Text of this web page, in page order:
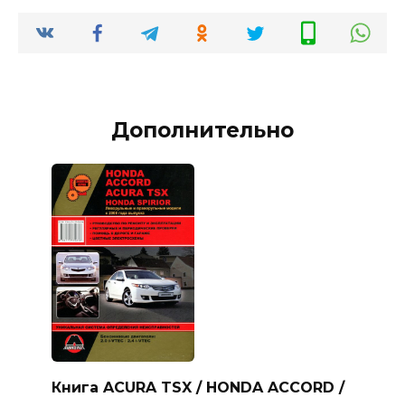
Дополнительно
Книга ACURA TSX / HONDA ACCORD /